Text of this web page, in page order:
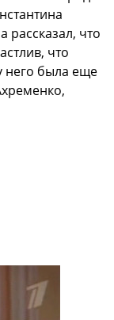
что
что
него была еще